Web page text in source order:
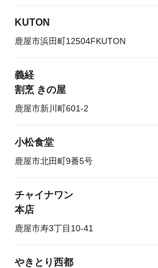
KUTON
鹿屋市浜田町12504FKUTON
義経
割烹 きの屋
鹿屋市新川町601-2
小松食堂
鹿屋市北田町9番5号
チャイナワン
本店
鹿屋市寿3丁目10-41
やきとり西都